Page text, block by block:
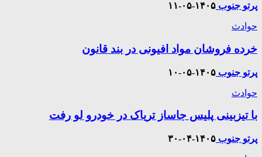
پرتو جنوب ۱۴۰۵-۰۵-۱۱
حوادث
خرده فروشان مواد افیونی در بند قانون
پرتو جنوب ۱۴۰۵-۰۵-۱۰
حوادث
با تیزبینی پلیس جاساز تریاک در خودرو لو رفت
پرتو جنوب ۱۴۰۵-۰۴-۳۰